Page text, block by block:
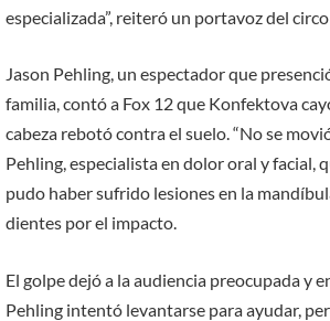
especializada”, reiteró un portavoz del
Jason Pehling, un espectador que
familia, contó a Fox 12 que Konfektova
cabeza rebotó contra el suelo. “No se
Pehling, especialista en dolor oral y facial,
pudo haber sufrido lesiones en la
dientes por el impacto.
El golpe dejó a la audiencia preocupada y
Pehling intentó levantarse para ayudar,